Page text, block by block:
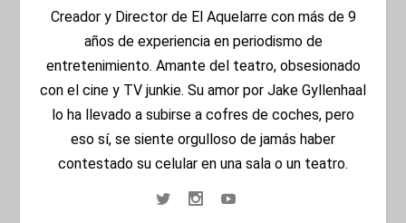
Creador y Director de El Aquelarre con más de 9
años de experiencia en periodismo de
entretenimiento. Amante del teatro, obsesionado
con el cine y TV junkie. Su amor por Jake Gyllenhaal
lo ha llevado a subirse a cofres de coches, pero
eso sí, se siente orgulloso de jamás haber
contestado su celular en una sala o un teatro.